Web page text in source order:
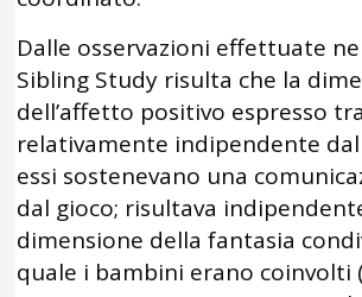
Dalle osservazioni effettuate
Sibling Study risulta che la
dell’affetto positivo espresso
relativamente indipendente
essi sostenevano una
dal gioco; risultava
dimensione della fantasia
quale i bambini erano coinvolti